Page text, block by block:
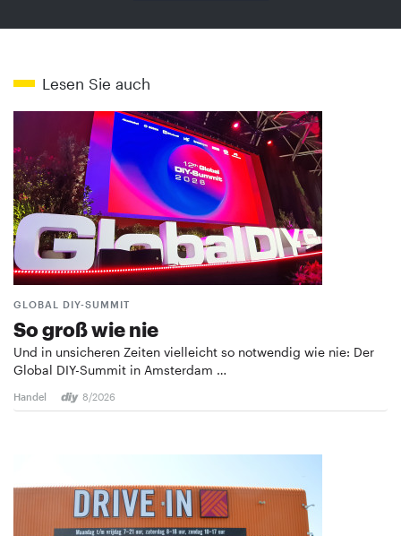
Lesen Sie auch
GLOBAL DIY-SUMMIT
So groß wie nie
Und in unsicheren Zeiten vielleicht so notwendig wie nie: Der
Global DIY-Summit in Amsterdam …
Handel 8/2026